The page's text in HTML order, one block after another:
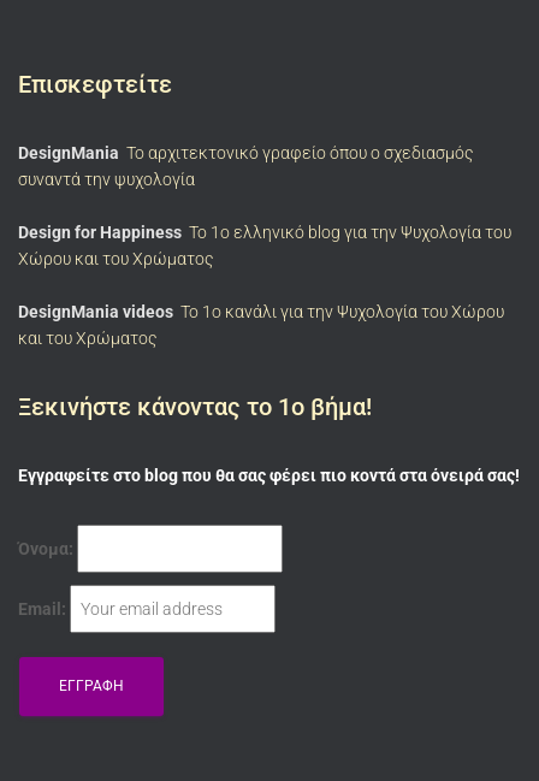
Επισκεφτείτε
DesignMania Το αρχιτεκτονικό γραφείο όπου ο σχεδιασμός
συναντά την ψυχολογία
Design for Happiness Το 1ο ελληνικό blog για την Ψυχολογία του
Χώρου και του Χρώματος
DesignMania videos To 1ο κανάλι για την Ψυχολογία του Χώρου
και του Χρώματος
Ξεκινήστε κάνοντας το 1ο βήμα!
Εγγραφείτε στο blog που θα σας φέρει πιο κοντά στα όνειρά σας!
Όνομα:
Email: